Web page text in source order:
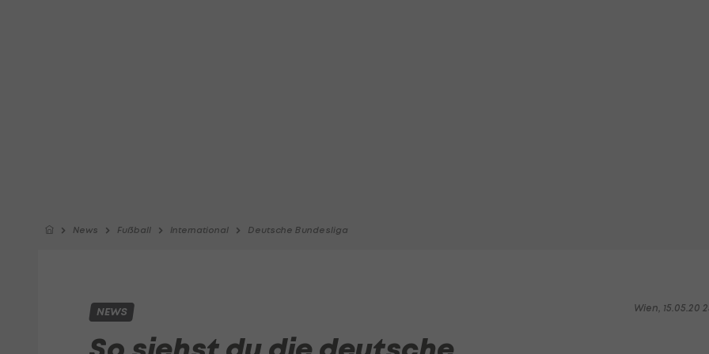
News Fußball International Deutsche Bundesliga
Wien, 15.05.20
NEWS